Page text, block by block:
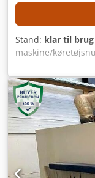
Stand: klar til
maskine/
X-akse: 3.300 mm
Arbejdsområde Z-
mm Slaglængde Y-
mm Fræsespindel
spindelhastighed:
Rammebord
mm Bordbredde: